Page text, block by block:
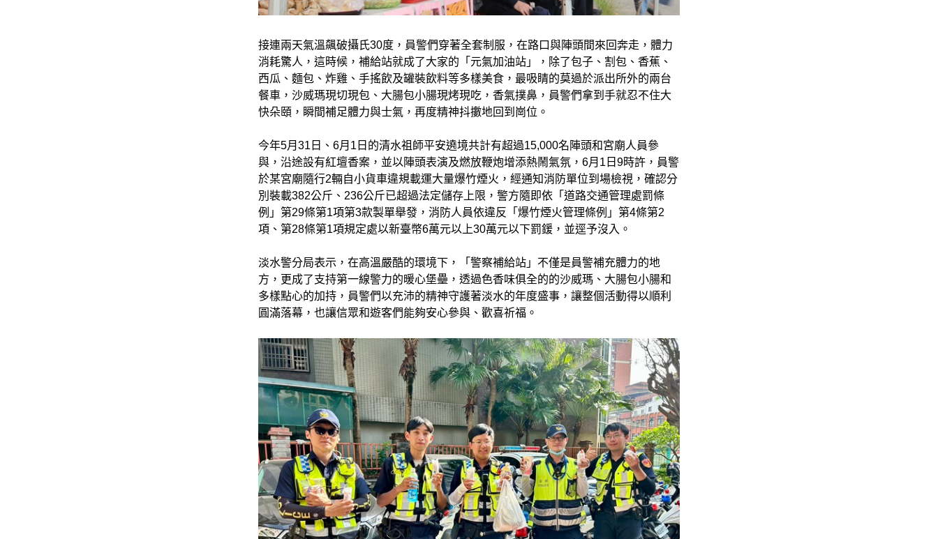
接連兩天氣溫飆破攝氏30度，員警們穿著全套制服，在路口與陣頭間來回奔走，體力
消耗驚人，這時候，補給站就成了大家的「元氣加油站」，除了包子、割包、香蕉、
西瓜、麵包、炸雞、手搖飲及罐裝飲料等多樣美食，最吸睛的莫過於派出所外的兩台
餐車，沙威瑪現切現包、大腸包小腸現烤現吃，香氣撲鼻，員警們拿到手就忍不住大
快朵頤，瞬間補足體力與士氣，再度精神抖擻地回到崗位。
今年5月31日、6月1日的清水祖師平安遶境共計有超過15,000名陣頭和宮廟人員參
與，沿途設有紅壇香案，並以陣頭表演及燃放鞭炮增添熱鬧氣氛，6月1日9時許，員警
於某宮廟隨行2輛自小貨車違規載運大量爆竹煙火，經通知消防單位到場檢視，確認分
別裝載382公斤、236公斤已超過法定儲存上限，警方隨即依「道路交通管理處罰條
例」第29條第1項第3款製單舉發，消防人員依違反「爆竹煙火管理條例」第4條第2
項、第28條第1項規定處以新臺幣6萬元以上30萬元以下罰鍰，並逕予沒入。
淡水警分局表示，在高溫嚴酷的環境下，「警察補給站」不僅是員警補充體力的地
方，更成了支持第一線警力的暖心堡壘，透過色香味俱全的的沙威瑪、大腸包小腸和
多樣點心的加持，員警們以充沛的精神守護著淡水的年度盛事，讓整個活動得以順利
圓滿落幕，也讓信眾和遊客們能夠安心參與、歡喜祈福。